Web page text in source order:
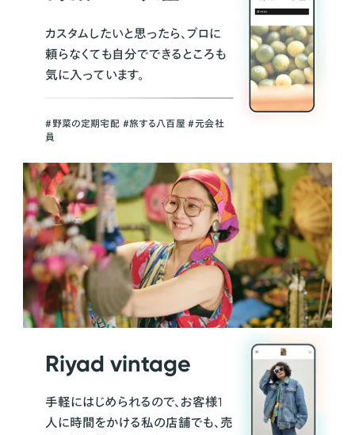
カスタムしたいと思ったら、プロに
頼らなくても自分でできるところも
気に入っています。
＃野菜の定期宅配 ＃旅する八百屋 ＃元会社
員
Riyad vintage
手軽にはじめられるので、お客様1
人に時間をかける私の店舗でも、売